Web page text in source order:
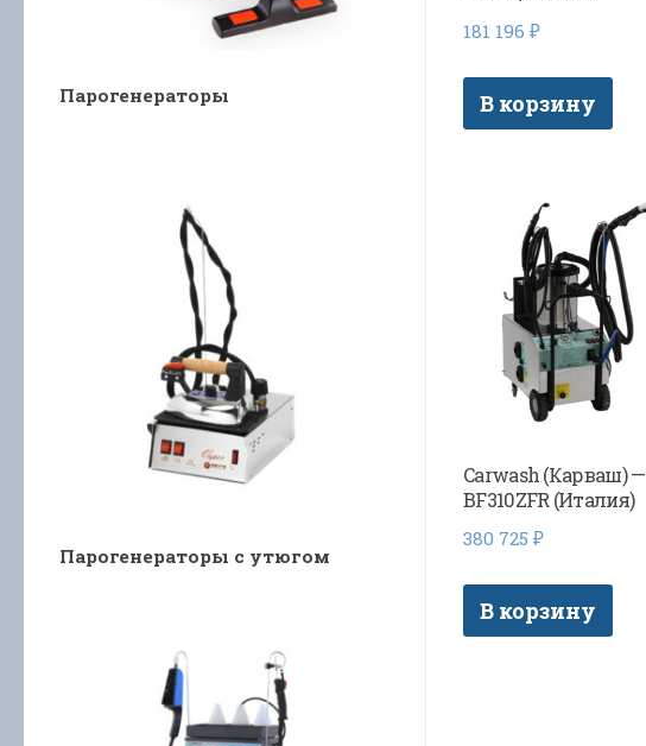
181 196 ₽
В корзину
Carwash (Карваш) —
BF310ZFR (Италия)
380 725 ₽
В корзину
Парогенераторы
Парогенераторы с утюгом